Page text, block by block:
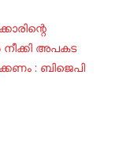
അപകട
: ബിജെപി